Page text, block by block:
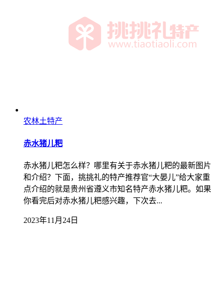
农林土特产
赤水猪儿粑
赤水猪儿粑怎么样？哪里有关于赤水猪儿粑的最新图片
和介绍？下面，挑挑礼的特产推荐官“大晏儿”给大家重
点介绍的就是贵州省遵义市知名特产赤水猪儿粑。如果
你看完后对赤水猪儿粑感兴趣，下次去...
2023年11月24日